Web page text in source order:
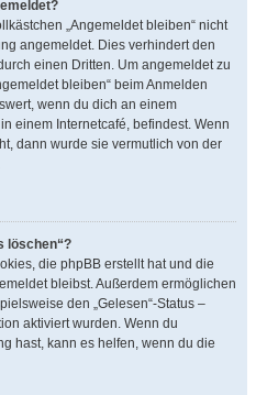
„Angemeldet bleiben“ nicht
angemeldet. Dies verhindert den
einen Dritten. Um angemeldet zu
bleiben“ beim Anmelden
wenn du dich an einem
einem Internetcafé, befindest. Wenn
dann wurde sie vermutlich von der
löschen“?
die phpBB erstellt hat und die
bleibst. Außerdem ermöglichen
den „Gelesen“-Status –
aktiviert wurden. Wenn du
hast, kann es helfen, wenn du die